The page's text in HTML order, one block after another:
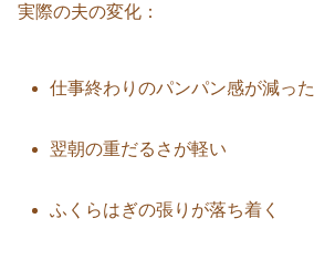
実際の夫の変化：
仕事終わりのパンパン感が減った
翌朝の重だるさが軽い
ふくらはぎの張りが落ち着く